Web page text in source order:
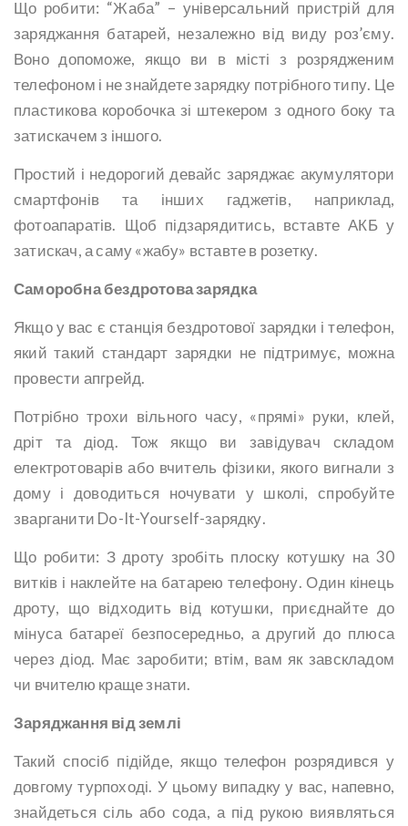
Що робити: “Жаба” – універсальний пристрій для
заряджання батарей, незалежно від виду роз’єму.
Воно допоможе, якщо ви в місті з розрядженим
телефоном і не знайдете зарядку потрібного типу. Це
пластикова коробочка зі штекером з одного боку та
затискачем з іншого.
Простий і недорогий девайс заряджає акумулятори
смартфонів та інших гаджетів, наприклад,
фотоапаратів. Щоб підзарядитись, вставте АКБ у
затискач, а саму «жабу» вставте в розетку.
Саморобна бездротова зарядка
Якщо у вас є станція бездротової зарядки і телефон,
який такий стандарт зарядки не підтримує, можна
провести апгрейд.
Потрібно трохи вільного часу, «прямі» руки, клей,
дріт та діод. Тож якщо ви завідувач складом
електротоварів або вчитель фізики, якого вигнали з
дому і доводиться ночувати у школі, спробуйте
зварганити Do-It-Yourself-зарядку.
Що робити: З дроту зробіть плоску котушку на 30
витків і наклейте на батарею телефону. Один кінець
дроту, що відходить від котушки, приєднайте до
мінуса батареї безпосередньо, а другий до плюса
через діод. Має заробити; втім, вам як завскладом
чи вчителю краще знати.
Заряджання від землі
Такий спосіб підійде, якщо телефон розрядився у
довгому турпоході. У цьому випадку у вас, напевно,
знайдеться сіль або сода, а під рукою виявляться